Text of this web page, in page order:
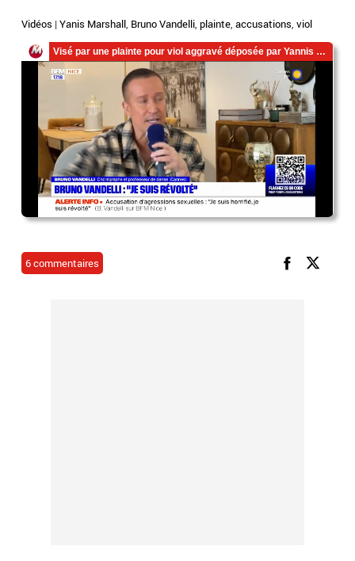
Vidéos |Yanis Marshall, Bruno Vandelli,plainte,accusations,viol
6 commentaires